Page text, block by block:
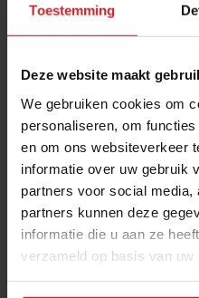
Toestemming
Deze website maakt
We gebruiken cookies om
personaliseren, om
en om ons websiteverkeer
informatie over uw gebruik
partners voor social
partners kunnen deze
informatie die u aan ze
verzameld op basis van uw
Four Seasons